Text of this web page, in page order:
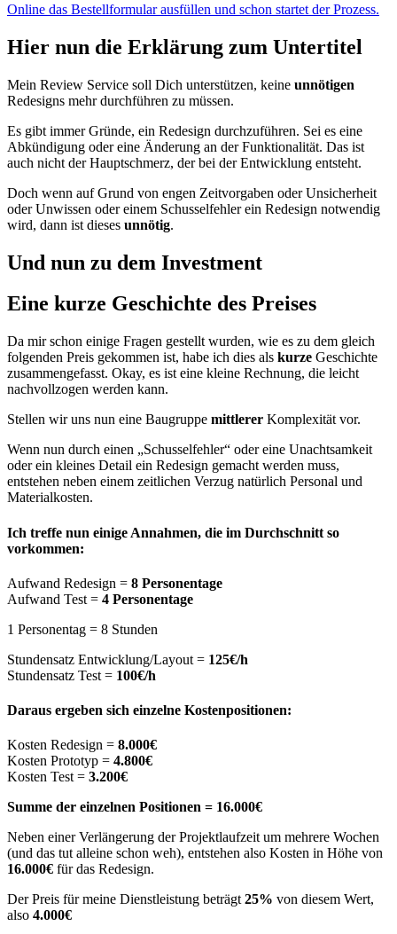
Online das Bestellformular ausfüllen und schon startet der Prozess.
Hier nun die Erklärung zum Untertitel
Mein Review Service soll Dich unterstützen, keine unnötigen
Redesigns mehr durchführen zu müssen.
Es gibt immer Gründe, ein Redesign durchzuführen. Sei es eine
Abkündigung oder eine Änderung an der Funktionalität. Das ist
auch nicht der Hauptschmerz, der bei der Entwicklung entsteht.
Doch wenn auf Grund von engen Zeitvorgaben oder Unsicherheit
oder Unwissen oder einem Schusselfehler ein Redesign notwendig
wird, dann ist dieses unnötig.
Und nun zu dem Investment
Eine kurze Geschichte des Preises
Da mir schon einige Fragen gestellt wurden, wie es zu dem gleich
folgenden Preis gekommen ist, habe ich dies als kurze Geschichte
zusammengefasst. Okay, es ist eine kleine Rechnung, die leicht
nachvollzogen werden kann.
Stellen wir uns nun eine Baugruppe mittlerer Komplexität vor.
Wenn nun durch einen „Schusselfehler“ oder eine Unachtsamkeit
oder ein kleines Detail ein Redesign gemacht werden muss,
entstehen neben einem zeitlichen Verzug natürlich Personal und
Materialkosten.
Ich treffe nun einige Annahmen, die im Durchschnitt so
vorkommen:
Aufwand Redesign = 8 Personentage
Aufwand Test = 4 Personentage
1 Personentag = 8 Stunden
Stundensatz Entwicklung/Layout = 125€/h
Stundensatz Test = 100€/h
Daraus ergeben sich einzelne Kostenpositionen:
Kosten Redesign = 8.000€
Kosten Prototyp = 4.800€
Kosten Test = 3.200€
Summe der einzelnen Positionen = 16.000€
Neben einer Verlängerung der Projektlaufzeit um mehrere Wochen
(und das tut alleine schon weh), entstehen also Kosten in Höhe von
16.000€ für das Redesign.
Der Preis für meine Dienstleistung beträgt 25% von diesem Wert,
also 4.000€